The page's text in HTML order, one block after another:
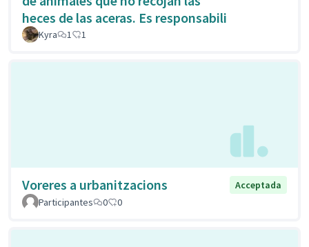
heces de las aceras. Es responsabili
Kyra 1 1
Voreres a urbanitzacions
Acceptada
Participantes
0 0